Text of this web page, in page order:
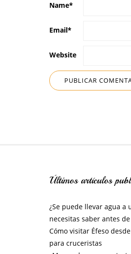
Name*
Email*
Website
Últimos artículos
¿Se puede llevar agua a
necesitas saber antes
Cómo visitar Éfeso
para cruceristas